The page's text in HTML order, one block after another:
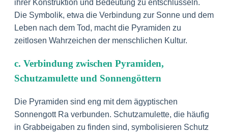
ihrer Konstruktion und Bedeutung zu entschlüsseln.
Die Symbolik, etwa die Verbindung zur Sonne und dem
Leben nach dem Tod, macht die Pyramiden zu
zeitlosen Wahrzeichen der menschlichen Kultur.
c. Verbindung zwischen Pyramiden,
Schutzamulette und Sonnengöttern
Die Pyramiden sind eng mit dem ägyptischen
Sonnengott Ra verbunden. Schutzamulette, die häufig
in Grabbeigaben zu finden sind, symbolisieren Schutz